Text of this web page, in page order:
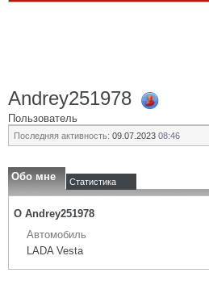
Andrey251978
Пользователь
Последняя активность: 09.07.2023 08:46
Обо мне Статистика
О Andrey251978
Автомобиль
LADA Vesta